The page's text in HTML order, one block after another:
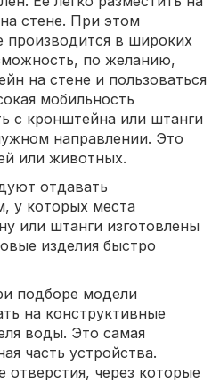
стене. При этом
производится в широких
по желанию,
на стене и пользоваться
мобильность
с кронштейна или штанги
направлении. Это
или животных.
отдавать
у которых места
или штанги изготовлены
изделия быстро
подборе модели
на конструктивные
воды. Это самая
часть устройства.
через которые